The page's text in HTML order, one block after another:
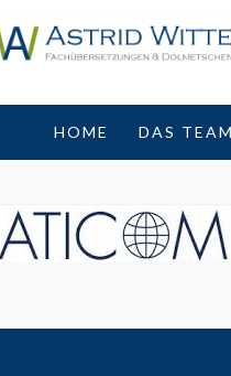
HOME DAS TEAM